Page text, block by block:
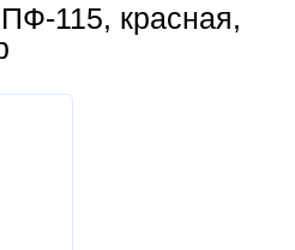
115, красная,